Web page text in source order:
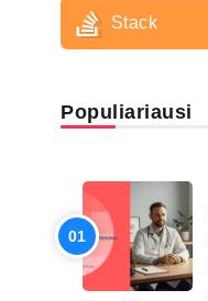
Stack
Populiariausi